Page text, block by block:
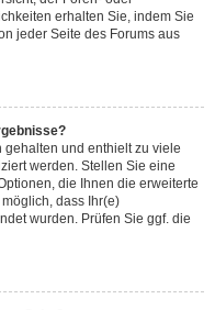
erhalten Sie, indem Sie
jeder Seite des Forums aus
gehalten und enthielt zu viele
werden. Stellen Sie eine
die Ihnen die erweiterte
dass Ihr(e)
wurden. Prüfen Sie ggf. die